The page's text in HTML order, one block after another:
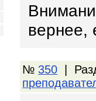
вернее,
№ 350 |